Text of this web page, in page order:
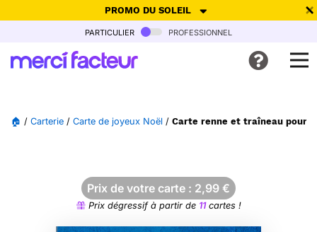
PROMO DU SOLEIL
-30% de réduction avec le code SUMMER26pour envoyer des
Ne plus afficher
particulier professionnel
🏠 / Carterie / Carte de joyeux Noël / Carte renne et traîneau pour
Prix de votre carte : 2,99 €
Prix dégressif à partir de 11cartes !